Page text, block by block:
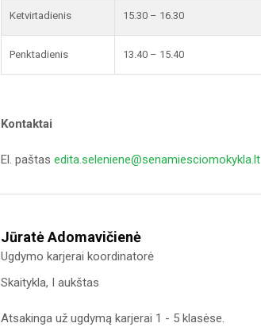
Ketvirtadienis 15.30 – 16.30
Penktadienis 13.40 – 15.40
Kontaktai
El. paštas edita.seleniene@senamiesciomokykla.lt
Jūratė Adomavičienė
Ugdymo karjerai koordinatorė
Skaitykla, I aukštas
Atsakinga už ugdymą karjerai 1 - 5 klasėse.